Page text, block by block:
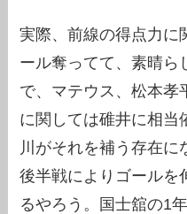
実際、前線の得点力に
ール奪ってて、素晴ら
で、マテウス、松本孝
に関しては碓井に相当
川がそれを補う存在に
後半戦によりゴールを
るやろう。国士舘の1